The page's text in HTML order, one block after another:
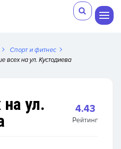
Спорт и фитнес
всех на ул. Кустодиева
ул.
4.43
Рейтинг